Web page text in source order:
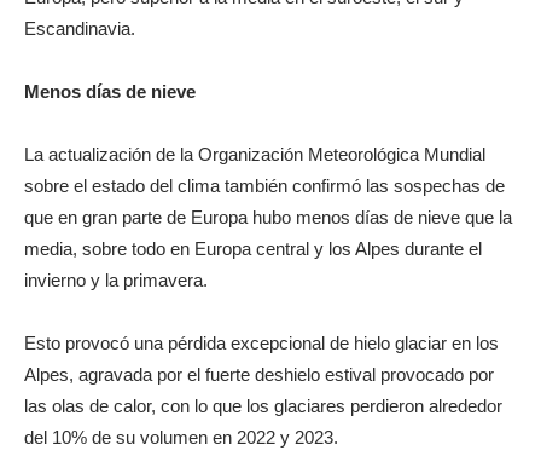
Escandinavia.
Menos días de nieve
La actualización de la Organización Meteorológica Mundial
sobre el estado del clima también confirmó las sospechas de
que en gran parte de Europa hubo menos días de nieve que la
media, sobre todo en Europa central y los Alpes durante el
invierno y la primavera.
Esto provocó una pérdida excepcional de hielo glaciar en los
Alpes, agravada por el fuerte deshielo estival provocado por
las olas de calor, con lo que los glaciares perdieron alrededor
del 10% de su volumen en 2022 y 2023.